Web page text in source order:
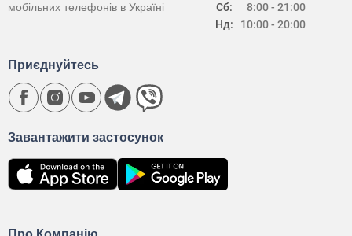
Сб:
Нд:
8:00 - 21:00
10:00 - 20:00
мобільних телефонів в Україні
Завантажити застосунок
Приєднуйтесь